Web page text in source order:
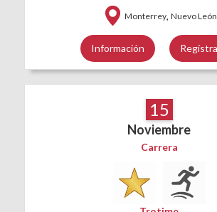
Monterrey, Nuevo León
Información
15
Noviembre
Carrera